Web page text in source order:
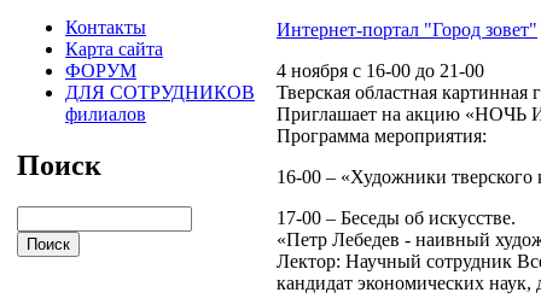
Контакты
Карта сайта
ФОРУМ
ДЛЯ СОТРУДНИКОВ
филиалов
Поиск
Интернет-портал "Город зовет"
4 ноября с 16-00 до 21-00
Тверская областная картинная
Приглашает на акцию
Программа мероприятия:
16-00 – «Художники тверского
17-00 – Беседы об искусстве.
«Петр Лебедев - наивный
Лектор: Научный сотрудник
кандидат экономических